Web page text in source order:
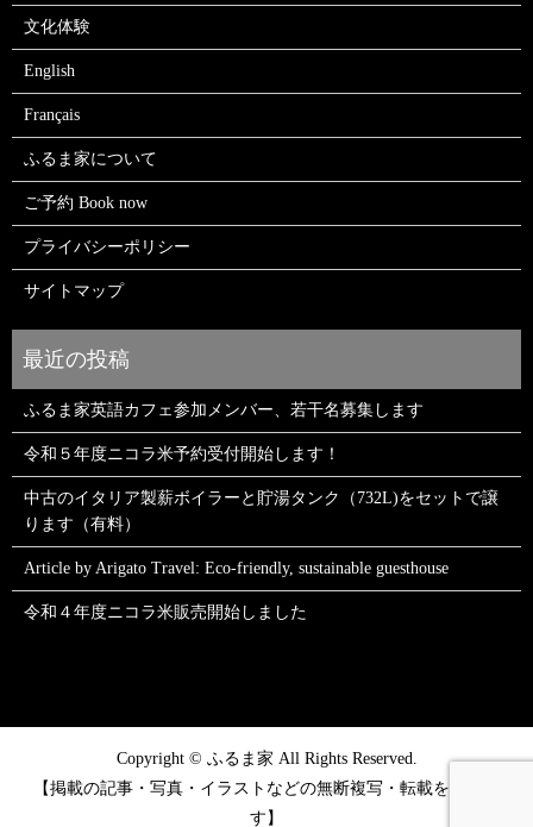
文化体験
English
Français
ふるま家について
ご予約 Book now
プライバシーポリシー
サイトマップ
ふるま家英語カフェ参加メンバー、若干名募集します
令和５年度ニコラ米予約受付開始します！
中古のイタリア製薪ボイラーと貯湯タンク（732L)をセットで譲
ります（有料）
Article by Arigato Travel: Eco-friendly, sustainable guesthouse
令和４年度ニコラ米販売開始しました
Copyright © ふるま家 All Rights Reserved.
【掲載の記事・写真・イラストなどの無断複写・転載を禁じま
す】